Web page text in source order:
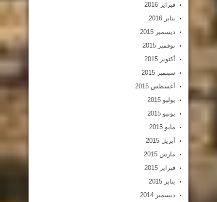
فبراير 2016
يناير 2016
ديسمبر 2015
نوفمبر 2015
أكتوبر 2015
سبتمبر 2015
أغسطس 2015
يوليو 2015
يونيو 2015
مايو 2015
أبريل 2015
مارس 2015
فبراير 2015
يناير 2015
ديسمبر 2014